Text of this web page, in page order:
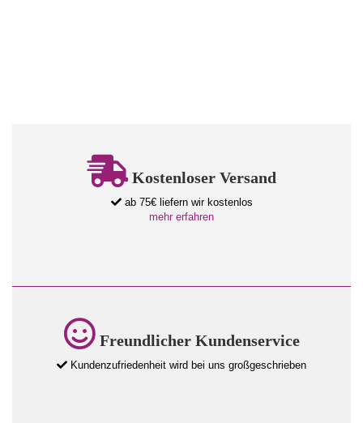
Kostenloser Versand
ab 75€ liefern wir kostenlos
mehr erfahren
Freundlicher Kundenservice
Kundenzufriedenheit wird bei uns großgeschrieben